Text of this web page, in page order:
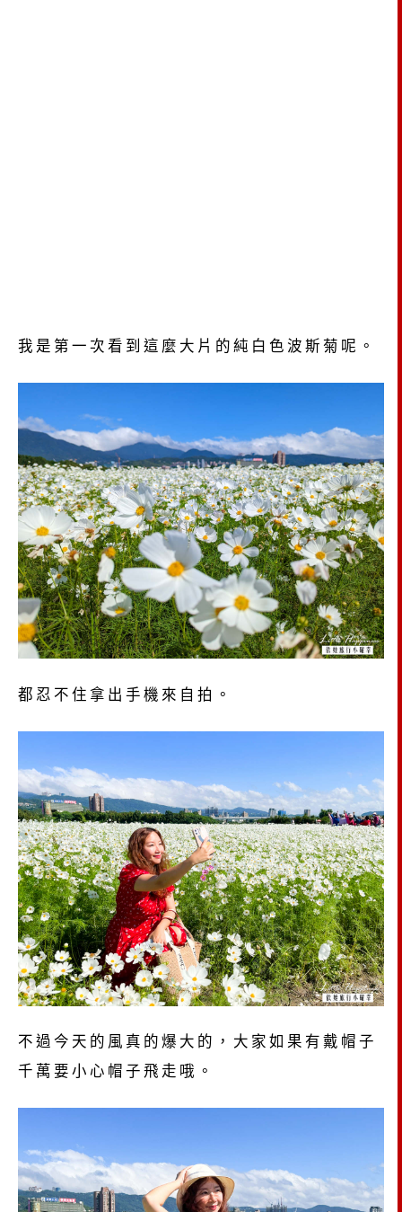
我是第一次看到這麼大片的純白色波斯菊呢。
都忍不住拿出手機來自拍。
不過今天的風真的爆大的，大家如果有戴帽子
千萬要小心帽子飛走哦。